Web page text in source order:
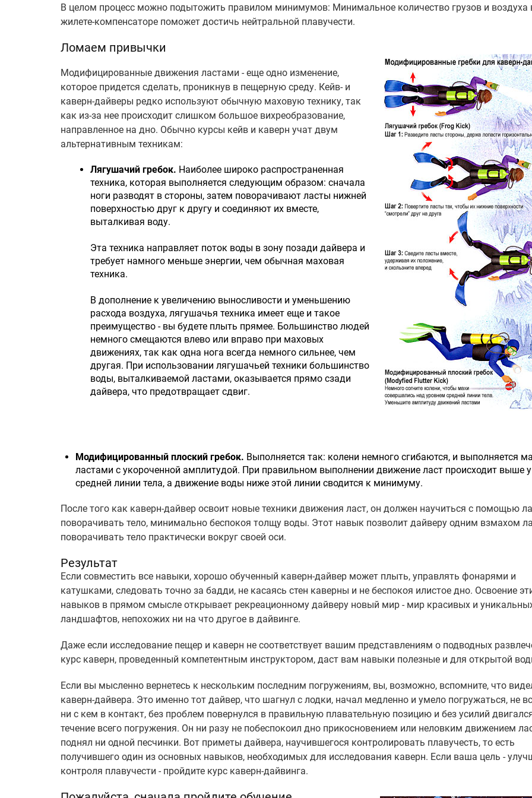
В целом процесс можно подытожить правилом минимумов: Минимальное количество грузов и воздуха
жилете-компенсаторе поможет достичь нейтральной плавучести.
Ломаем привычки
Модифицированные движения ластами - еще одно изменение,
которое придется сделать, проникнув в пещерную среду. Кейв- и
каверн-дайверы редко используют обычную маховую технику, так
как из-за нее происходит слишком большое вихреобразование,
направленное на дно. Обычно курсы кейв и каверн учат двум
альтернативным техникам:
Лягушачий гребок. Наиболее широко распространенная
техника, которая выполняется следующим образом: сначала
ноги разводят в стороны, затем поворачивают ласты нижней
поверхностью друг к другу и соединяют их вместе,
выталкивая воду.
Эта техника направляет поток воды в зону позади дайвера и
требует намного меньше энергии, чем обычная маховая
техника.
В дополнение к увеличению выносливости и уменьшению
расхода воздуха, лягушачья техника имеет еще и такое
преимущество - вы будете плыть прямее. Большинство людей
немного смещаются влево или вправо при маховых
движениях, так как одна нога всегда немного сильнее, чем
другая. При использовании лягушачьей техники большинство
воды, выталкиваемой ластами, оказывается прямо сзади
дайвера, что предотвращает сдвиг.
Модифицированный плоский гребок. Выполняется так: колени немного сгибаются, и выполняется
ластами с укороченной амплитудой. При правильном выполнении движение ласт происходит выше
средней линии тела, а движение воды ниже этой линии сводится к минимуму.
После того как каверн-дайвер освоит новые техники движения ласт, он должен научиться с помощью
поворачивать тело, минимально беспокоя толщу воды. Этот навык позволит дайверу одним взмахом
поворачивать тело практически вокруг своей оси.
Результат
Если совместить все навыки, хорошо обученный каверн-дайвер может плыть, управлять фонарями и
катушками, следовать точно за бадди, не касаясь стен каверны и не беспокоя илистое дно. Освоение
навыков в прямом смысле открывает рекреационному дайверу новый мир - мир красивых и
ландшафтов, непохожих ни на что другое в дайвинге.
Даже если исследование пещер и каверн не соответствует вашим представлениям о подводных
курс каверн, проведенный компетентным инструктором, даст вам навыки полезные и для открытой
Если вы мысленно вернетесь к нескольким последним погружениям, вы, возможно, вспомните, что
каверн-дайвера. Это именно тот дайвер, что шагнул с лодки, начал медленно и умело погружаться, не
ни с кем в контакт, без проблем повернулся в правильную плавательную позицию и без усилий
течение всего погружения. Он ни разу не побеспокоил дно прикосновением или неловким движением
поднял ни одной песчинки. Вот приметы дайвера, научившегося контролировать плавучесть, то есть
получившего один из основных навыков, необходимых для исследования каверн. Если ваша цель -
контроля плавучести - пройдите курс каверн-дайвинга.